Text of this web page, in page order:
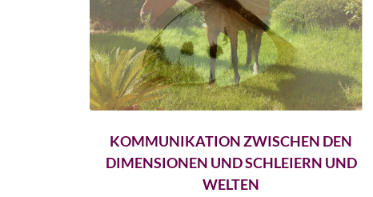
KOMMUNIKATION ZWISCHEN DEN
DIMENSIONEN UND SCHLEIERN UND
WELTEN